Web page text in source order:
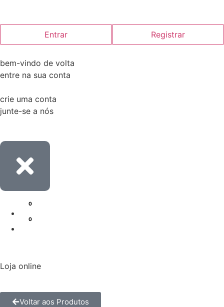
Entrar Registrar
bem-vindo de volta
entre na sua conta
crie uma conta
junte-se a nós
Loja online
Voltar aos Produtos